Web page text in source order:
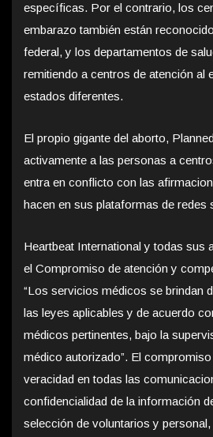
específicas. Por el contrario, los
embarazo también están
federal, y los departamentos de
remitiendo a centros de atención al
estados diferentes.
El propio gigante del aborto,
activamente a las personas a
entra en conflicto con las
hacen en sus plataformas de redes
Heartbeat International y todas sus
el Compromiso de atención y
“Los servicios médicos se brindan
las leyes aplicables y de acuerdo
médicos pertinentes, bajo la
médico autorizado”. El
veracidad en todas las
confidencialidad de la información
selección de voluntarios y